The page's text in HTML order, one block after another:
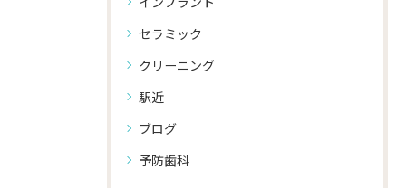
セラミック
クリーニング
駅近
ブログ
予防歯科